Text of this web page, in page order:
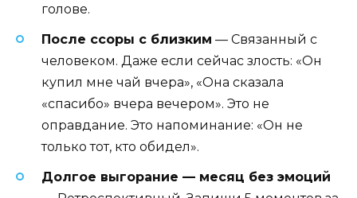
голове.
После ссоры с близким — Связанный с
человеком. Даже если сейчас злость: «Он
купил мне чай вчера», «Она сказала
«спасибо» вчера вечером». Это не
оправдание. Это напоминание: «Он не
только тот, кто обидел».
Долгое выгорание — месяц без эмоций